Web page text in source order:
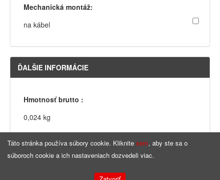
Mechanická montáž:
na kábel
ĎALŠIE INFORMÁCIE
Hmotnosť brutto :
0,024 kg
Táto stránka používa súbory cookie. Kliknite sem, aby ste sa o
súboroch cookie a ich nastaveniach dozvedeli viac.